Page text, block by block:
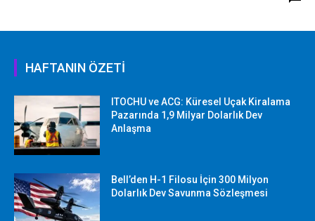
HAFTANIN ÖZETİ
ITOCHU ve ACG: Küresel Uçak Kiralama
Pazarında 1,9 Milyar Dolarlık Dev
Anlaşma
Bell’den H-1 Filosu İçin 300 Milyon
Dolarlık Dev Savunma Sözleşmesi